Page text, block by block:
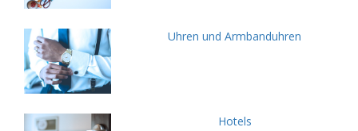
Uhren und Armbanduhren
Hotels